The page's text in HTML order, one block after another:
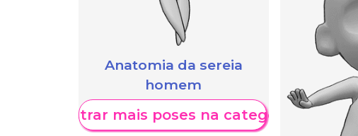
Anatomia da sereia
homem
Mostrar mais poses na categoria